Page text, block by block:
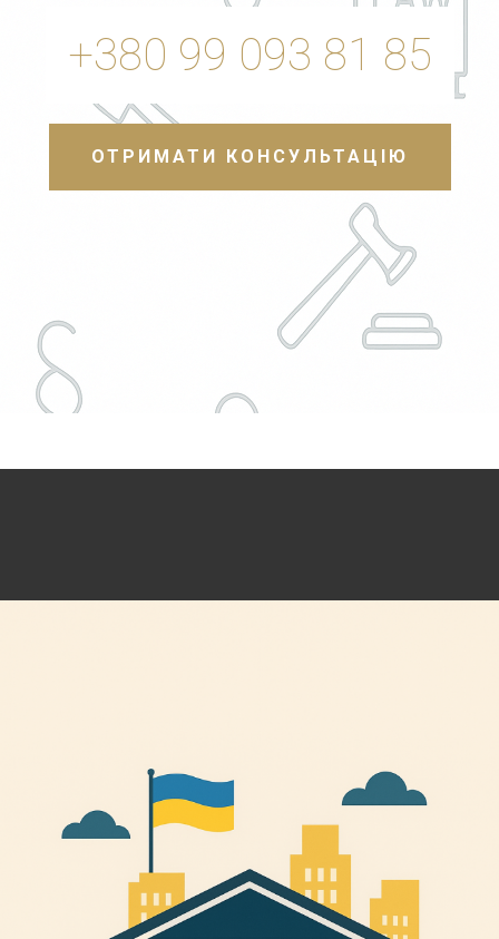
+380 99 093 81 85
ОТРИМАТИ КОНСУЛЬТАЦІЮ